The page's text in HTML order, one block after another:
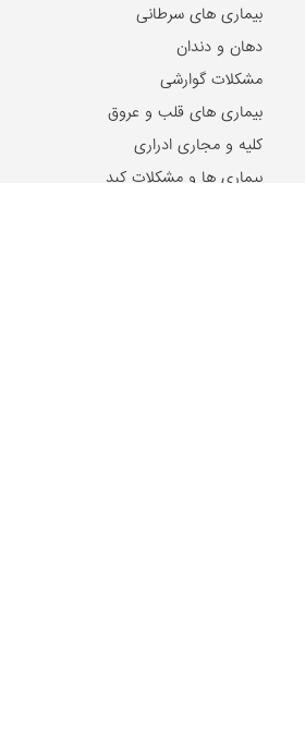
بیماری های سرطانی
دهان و دندان
مشکلات گوارشی
بیماری های قلب و عروق
کلیه و مجاری ادراری
بیماری ها و مشکلات کبد